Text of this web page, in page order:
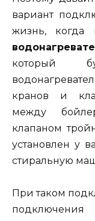
вариант
жизнь, когда
который
кранов и
между
клапаном
установлен у
стиральную
При таком